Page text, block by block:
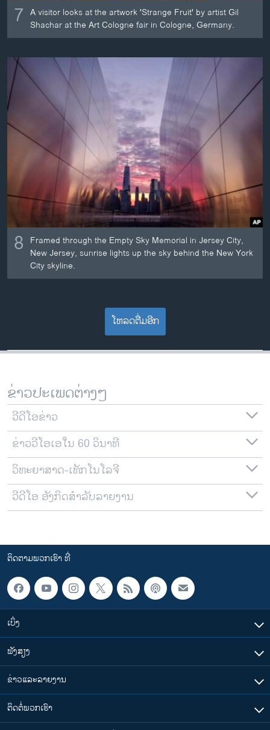
7 A visitor looks at the artwork 'Strange Fruit' by artist Gil
Shachar at the Art Cologne fair in Cologne, Germany.
8 Framed through the Empty Sky Memorial in Jersey City,
New Jersey, sunrise lights up the sky behind the New York
City skyline.
ໂຫລດຕື່ມອີກ
ຂ່າວປະເພດຕ່າງໆ
ວີດີໂອຂ່າວ
ຂ່າວວີໂອເອໃນ 60 ວິນາທີ
ວິທະຍາສາດ-ເທັກໂນໂລຈີ
ວີດີໂອ ອັງກິດສຳລັບລາຍງານ
ຕິດຕາມພວກເຮົາ ທີ່
ເບິ່ງ
ຟັງສຽງ
ຂ່າວແລະລາຍງານ
ຕິດຕໍ່ພວກເຮົາ